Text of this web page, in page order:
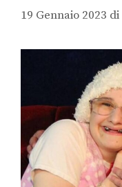
19 Gennaio 2023 di